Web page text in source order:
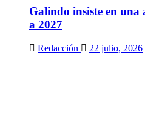
Galindo insiste en
a 2027
Redacción 22 julio, 2026